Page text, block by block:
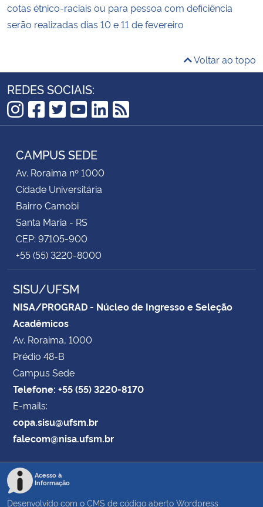
cotas étnico-raciais ou para pessoa com deficiência
serão realizadas dias 10 e 11 de fevereiro
Voltar ao topo
REDES SOCIAIS:
Instagram
Facebook
Twitter
YouTube
LinkedIn
RSS
CAMPUS SEDE
Av. Roraima nº 1000
Cidade Universitária
Bairro Camobi
Santa Maria - RS
CEP: 97105-900
+55 (55) 3220-8000
SISU/UFSM
NISA/PROGRAD - Núcleo de Ingresso e Seleção
Acadêmicos
Av. Roraima, 1000
Prédio 48-B
Campus Sede
Telefone: +55 (55) 3220-8170
E-mails:
copa.sisu@ufsm.br
falecom@nisa.ufsm.br
Acesso à
Informação
Desenvolvido com o CMS de código aberto Wordpress